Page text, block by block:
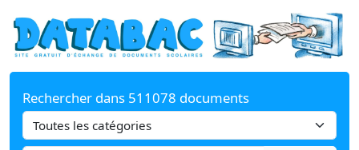
Rechercher dans 511078 documents